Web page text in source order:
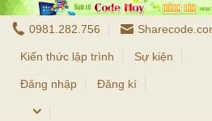
0981.282.756
Kiến thức lập trình Sự kiện
Đăng nhập Đăng kí